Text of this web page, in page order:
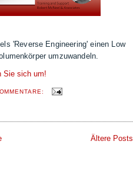
'Reverse Engineering' einen Low
umzuwandeln.
Sie sich um!
Ältere Posts